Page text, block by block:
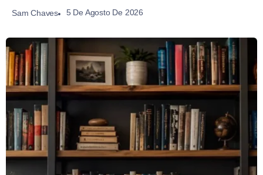
Sam Chaves 5 De Agosto De 2026